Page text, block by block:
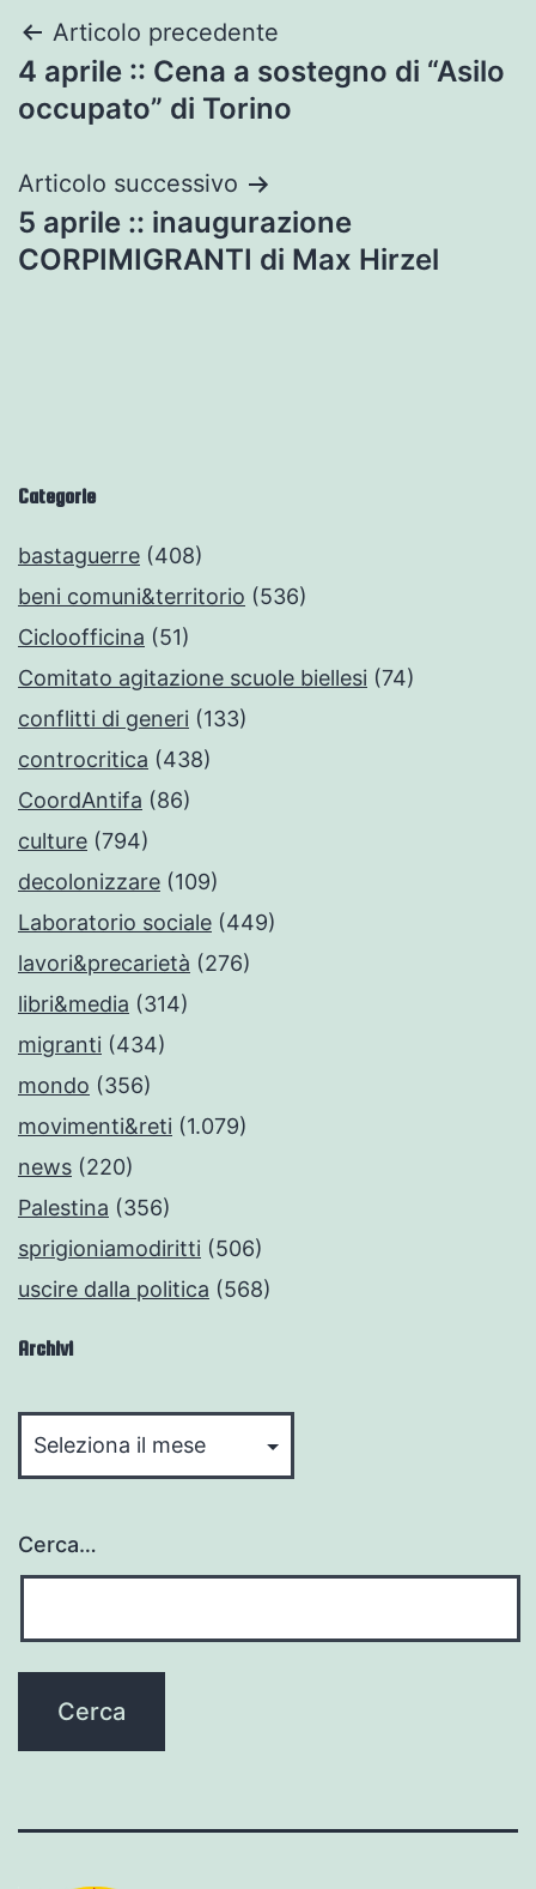
Navigazione
articoli
Articolo precedente
4 aprile :: Cena a sostegno di “Asilo
occupato” di Torino
Articolo successivo
5 aprile :: inaugurazione
CORPIMIGRANTI di Max Hirzel
Categorie
bastaguerre (408)
beni comuni&territorio (536)
Cicloofficina (51)
Comitato agitazione scuole biellesi (74)
conflitti di generi (133)
controcritica (438)
CoordAntifa (86)
culture (794)
decolonizzare (109)
Laboratorio sociale (449)
lavori&precarietà (276)
libri&media (314)
migranti (434)
mondo (356)
movimenti&reti (1.079)
news (220)
Palestina (356)
sprigioniamodiritti (506)
uscire dalla politica (568)
Archivi
Cerca…